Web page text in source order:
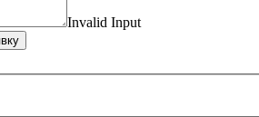
Invalid Input